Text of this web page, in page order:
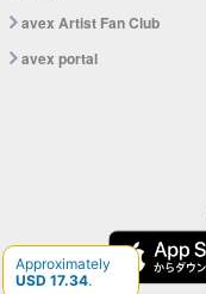
avex Artist Fan Club
avex portal